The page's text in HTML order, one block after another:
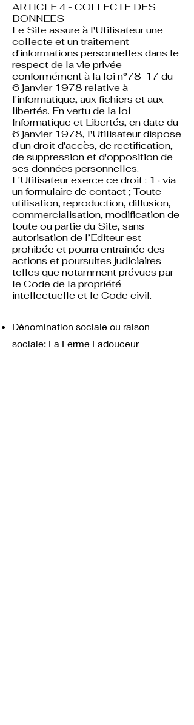
ARTICLE 4 - COLLECTE DES
DONNEES
Le Site assure à l'Utilisateur une
collecte et un traitement
d'informations personnelles dans le
respect de la vie privée
conformément à la loi n°78-17 du
6 janvier 1978 relative à
l'informatique, aux fichiers et aux
libertés. En vertu de la loi
Informatique et Libertés, en date du
6 janvier 1978, l'Utilisateur dispose
d'un droit d'accès, de rectification,
de suppression et d'opposition de
ses données personnelles.
L'Utilisateur exerce ce droit : 1 · via
un formulaire de contact ; Toute
utilisation, reproduction, diffusion,
commercialisation, modification de
toute ou partie du Site, sans
autorisation de l’Editeur est
prohibée et pourra entraînée des
actions et poursuites judiciaires
telles que notamment prévues par
le Code de la propriété
intellectuelle et le Code civil.
Dénomination sociale ou raison
sociale: La Ferme Ladouceur